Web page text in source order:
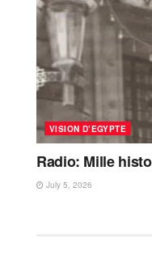
VISION D’EGYPTE
Radio: Mille
July 5, 2026